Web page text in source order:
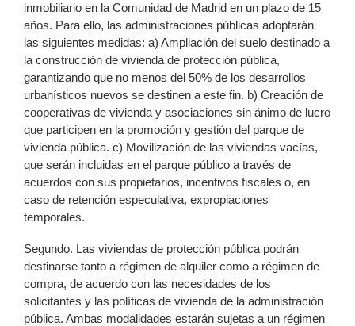
inmobiliario en la Comunidad de Madrid en un plazo de 15
años. Para ello, las administraciones públicas adoptarán
las siguientes medidas: a) Ampliación del suelo destinado a
la construcción de vivienda de protección pública,
garantizando que no menos del 50% de los desarrollos
urbanísticos nuevos se destinen a este fin. b) Creación de
cooperativas de vivienda y asociaciones sin ánimo de lucro
que participen en la promoción y gestión del parque de
vivienda pública. c) Movilización de las viviendas vacías,
que serán incluidas en el parque público a través de
acuerdos con sus propietarios, incentivos fiscales o, en
caso de retención especulativa, expropiaciones
temporales.
Segundo. Las viviendas de protección pública podrán
destinarse tanto a régimen de alquiler como a régimen de
compra, de acuerdo con las necesidades de los
solicitantes y las políticas de vivienda de la administración
pública. Ambas modalidades estarán sujetas a un régimen